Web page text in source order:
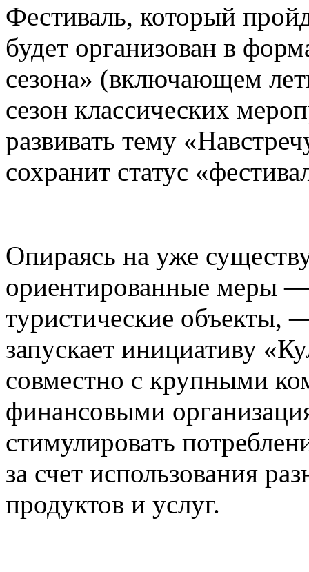
Фестиваль, который
будет организован в
сезона» (включающем
сезон классических
развивать тему
сохранит статус
Опираясь на уже
ориентированные меры
туристические объекты,
запускает инициативу
совместно с крупными
финансовыми
стимулировать
за счет использования
продуктов и услуг.